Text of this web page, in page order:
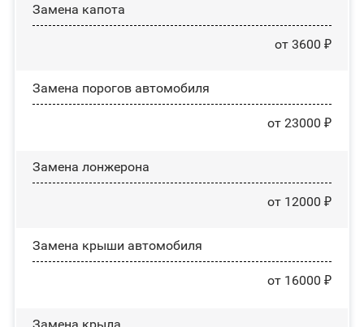
Замена капота
от 3600 ₽
Замена порогов автомобиля
от 23000 ₽
Замена лонжерона
от 12000 ₽
Замена крыши автомобиля
от 16000 ₽